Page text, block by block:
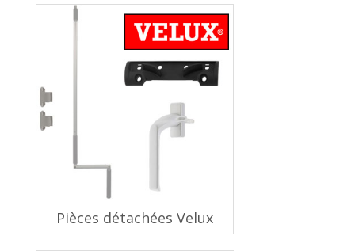
Pièces détachées Velux